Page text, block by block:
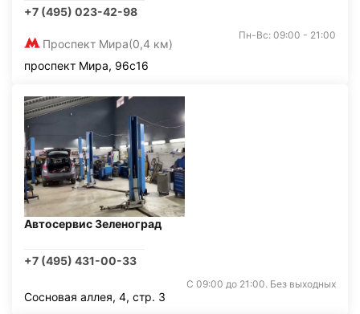
+7 (495) 023-42-98
Проспект Мира(0,4 км)
Пн-Вс: 09:00 - 21:00
проспект Мира, 96с16
Автосервис Зеленоград
+7 (495) 431-00-33
С 09:00 до 21:00. Без выходных
Сосновая аллея, 4, стр. 3